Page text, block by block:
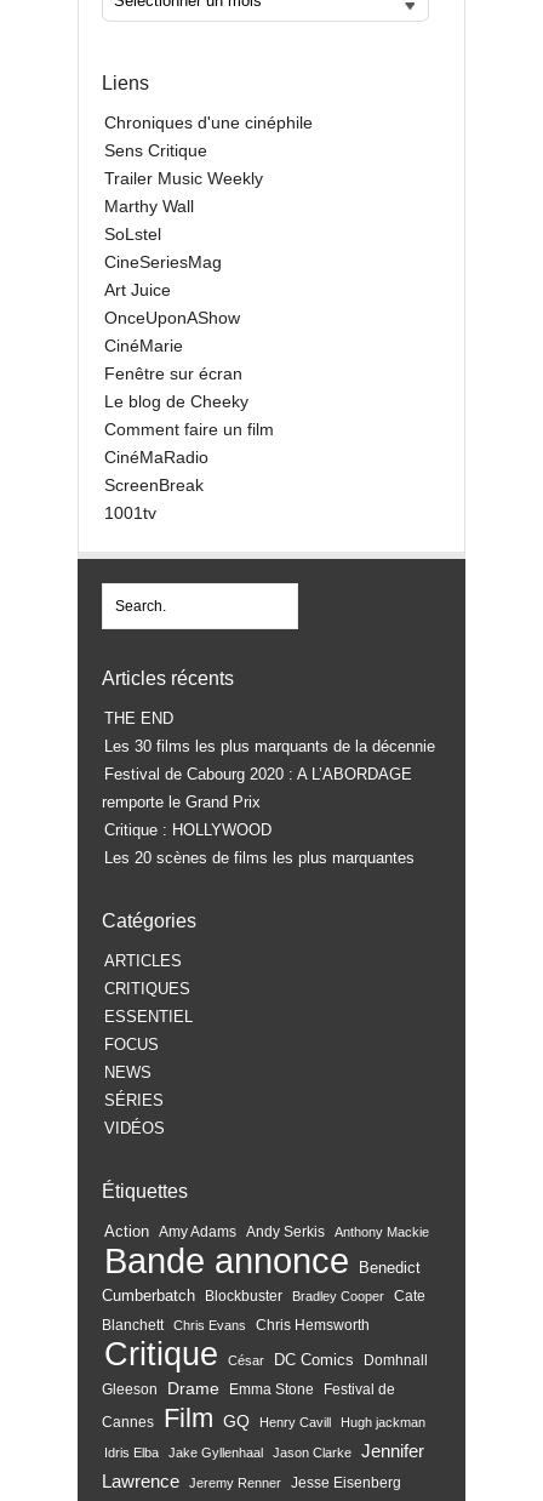
Liens
Chroniques d'une cinéphile
Sens Critique
Trailer Music Weekly
Marthy Wall
SoLstel
CineSeriesMag
Art Juice
OnceUponAShow
CinéMarie
Fenêtre sur écran
Le blog de Cheeky
Comment faire un film
CinéMaRadio
ScreenBreak
1001tv
Articles récents
THE END
Les 30 films les plus marquants de la décennie
Festival de Cabourg 2020 : A L’ABORDAGE
remporte le Grand Prix
Critique : HOLLYWOOD
Les 20 scènes de films les plus marquantes
Catégories
ARTICLES
CRITIQUES
ESSENTIEL
FOCUS
NEWS
SÉRIES
VIDÉOS
Étiquettes
Action Amy Adams Andy Serkis Anthony Mackie
Bande annonce
Benedict
Cumberbatch
Blockbuster Bradley Cooper
Cate
Blanchett
Chris Evans Chris Hemsworth
Critique César DC Comics
Domhnall
Gleeson
Drame Emma Stone
Festival de
Cannes
Film GQ Henry Cavill Hugh jackman
Idris Elba Jake Gyllenhaal Jason Clarke
Jennifer
Lawrence
Jeremy Renner Jesse Eisenberg